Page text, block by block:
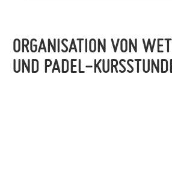
ORGANISATION VON
UND PADEL-